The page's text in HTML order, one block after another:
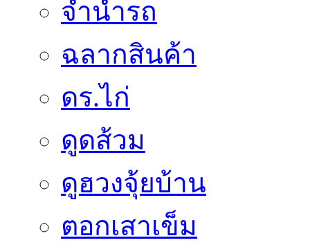
จำนำรถ
ฉลากสินค้า
ดร.ไก่
ดูดส้วม
ดูฮวงจุ้ยบ้าน
ตอกเสาเข็ม